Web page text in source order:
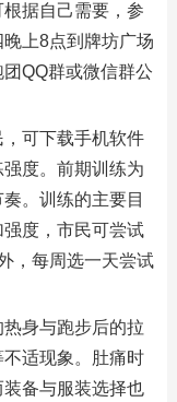
据自己需要，参
上8点到牌坊广场
QQ群或微信群公
可下载手机软件
度。前期训练为
。训练的主要目
度，市民可尝试
，每周选一天尝试
身与跑步后的拉
适现象。肚痛时
备与服装选择也